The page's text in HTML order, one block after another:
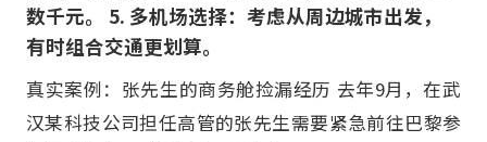
数千元。 5. 多机场选择：考虑从周边城市出发，
有时组合交通更划算。
真实案例：张先生的商务舱捡漏经历 去年9月，在武
汉某科技公司担任高管的张先生需要紧急前往巴黎参